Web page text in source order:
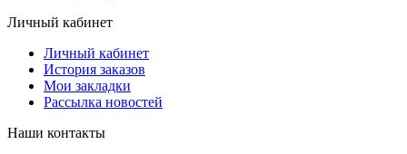
Личный кабинет
Личный кабинет
История заказов
Мои закладки
Рассылка новостей
Наши контакты